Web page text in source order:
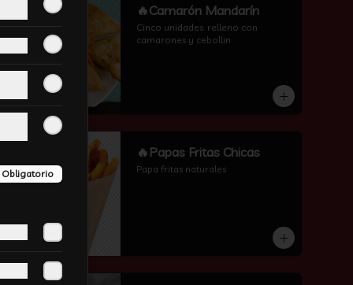
🔥Camarón Mandarín
Cinco unidades. relleno con
camarones y cebollin
🔥Papas Fritas Chicas
Papa fritas naturales
Obligatorio